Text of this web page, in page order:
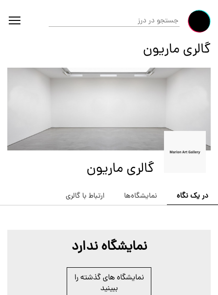
گالری ماریون
گالری ماریون
در یک نگاه نمایشگاه‌ها ارتباط با گالری
نمایشگاه ندارد
نمایشگاه های گذشته را
ببینید